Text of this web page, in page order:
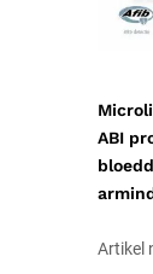
ABI
Artikel